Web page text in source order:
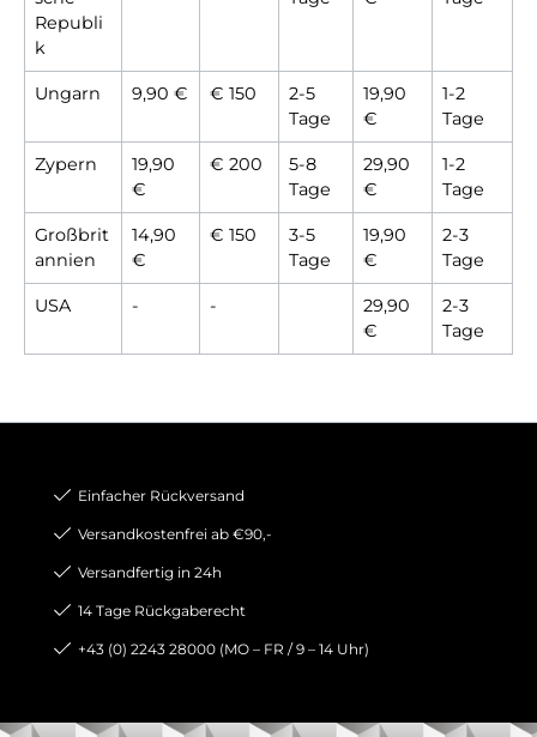
Republi
k
Ungarn 9,90 € € 150
2-5
Tage
19,90
€
1-2
Tage
Zypern
19,90
€
€ 200
5-8
Tage
29,90
€
1-2
Tage
Großbrit
annien
14,90
€
€ 150
3-5
Tage
19,90
€
2-3
Tage
USA - -
29,90
€
2-3
Tage
Einfacher Rückversand
Versandkostenfrei ab €90,-
Versandfertig in 24h
14 Tage Rückgaberecht
+43 (0) 2243 28000 (MO – FR / 9 – 14 Uhr)